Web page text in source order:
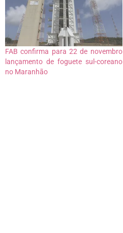
FAB confirma para 22 de novembro
lançamento de foguete sul-coreano
no Maranhão